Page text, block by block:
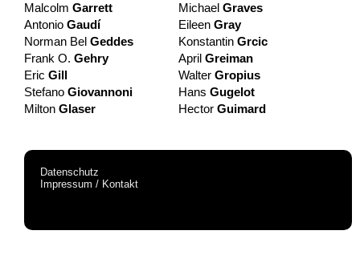
Malcolm Garrett
Antonio Gaudí
Norman Bel Geddes
Frank O. Gehry
Eric Gill
Stefano Giovannoni
Milton Glaser
Michael Graves
Eileen Gray
Konstantin Grcic
April Greiman
Walter Gropius
Hans Gugelot
Hector Guimard
Datenschutz
Impressum / Kontakt